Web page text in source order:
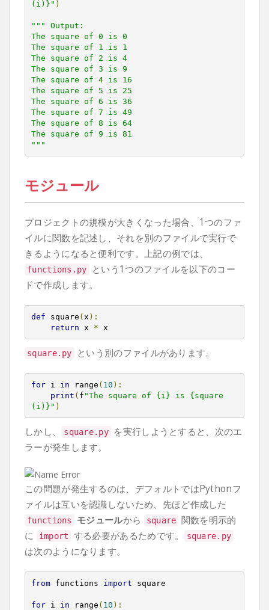
(i)}" )
""" Output:
The square of 0 is 0
The square of 1 is 1
The square of 2 is 4
The square of 3 is 9
The square of 4 is 16
The square of 5 is 25
The square of 6 is 36
The square of 7 is 49
The square of 8 is 64
The square of 9 is 81
"""
モジュール
プロジェクトの規模が大きくなった場合、1つのファ
イルに関数を記述し、それを別のファイルで実行で
きるようになると便利です。上記の例では、
functions . py
という1つのファイルを以下のコー
ドで作成します。
def square ( x ):
return x * x
square. py という別のファイルがあります。
for i in range ( 10 ):
print ( f "The square of {i} is {square
(i)}" )
しかし、 square. py
を実行しようとすると、次のエ
ラーが発生します。
この問題が発生するのは、デフォルトではPythonフ
ァイルは互いを認識しないため、先ほど作成した
functions モジュールから square 関数を明示的
に
import する必要があるためです。 square. py
は次のようになります。
from functions import square
for i in range ( 10 ):